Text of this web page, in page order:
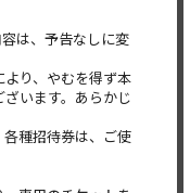
は、予告なしに変
り、やむを得ず本
います。あらかじ
種招待券は、ご使